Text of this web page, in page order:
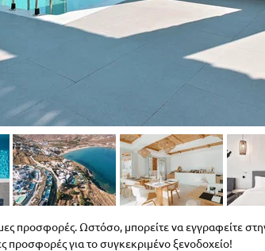
προσφορές. Ωστόσο, μπορείτε να εγγραφείτε
προσφορές για το συγκεκριμένο ξενοδοχείο!